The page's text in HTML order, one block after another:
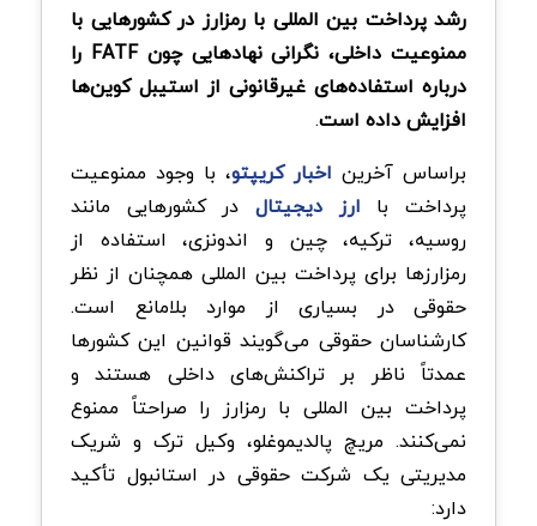
رشد پرداخت بین المللی با رمزارز در کشورهایی با
ممنوعیت داخلی، نگرانی نهادهایی چون FATF را
درباره استفاده‌های غیرقانونی از استیبل کوین‌ها
افزایش داده است.
براساس آخرین اخبار کریپتو، با وجود ممنوعیت
پرداخت با ارز دیجیتال در کشورهایی مانند
روسیه، ترکیه، چین و اندونزی، استفاده از
رمزارزها برای پرداخت بین المللی همچنان از نظر
حقوقی در بسیاری از موارد بلامانع است.
کارشناسان حقوقی می‌گویند قوانین این کشورها
عمدتاً ناظر بر تراکنش‌های داخلی هستند و
پرداخت بین المللی با رمزارز را صراحتاً ممنوع
نمی‌کنند. مریچ پالدیموغلو، وکیل ترک و شریک
مدیریتی یک شرکت حقوقی در استانبول تأکید
دارد: